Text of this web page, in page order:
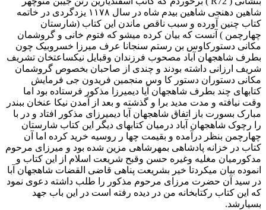
شاهین دهنجی شاهین بیدم شاه در سال ۱۱۷۸ یزدگردی در خاتمه
کتاب چنین آورده و سبب ناقص ماندن این کتاب (شارستان
چهارچمن ) آنست که بیان کرده میشو که فتوم خانی و گروشمان
مکانی دستورکاوس بن رستم سنجانا عرف میرزا خسروبیک چون
بطرف شاهجهان آباد مصحوب فرزندان وقبایل نیکساعتخان تشریف
شریف ارزانی داشته بودند و چندی از صاحبان بخصوص گروشمان
مکانی دستوران دستور کا وس منجمین فریدون جی فرمایش
کتابهای چند بطرف شاهجهان آیا دیمیرزا مذکور فرستاده بود اما
وقت نیافته و مدت مدید برا و گذشته و بعد از آمدن نیکا عنخان ببندر
مبارک بسورت باز اتفاق شاهجهان آبا دیمیرزای مذکور افتاد و در با
را رچوک شاهجهان آباد درمیان کتابهای دیگر این کتاب شارستان
چهارچمن بنظر درآمده و بقیمت چها ر روسیه خرید کرده اما آن
کتاب در خزانه پادشاهی بمهرشاهی مزین شده بود و میرزای مرحوم
مدکورمیان مغليه وغيره حسن وقبح شریعت اسلام از این کتاب و
انموده بیان میکردتا خیر بشریعت پناهی قاضی القضات شاهجهان آبا
در سید آن حضرت مرزای مرحوم مذکور را طلب داشته دعوی نمود
که این کتاب رکتابخانه من در دیده رفته است در این باب جهد
بسیارشد.